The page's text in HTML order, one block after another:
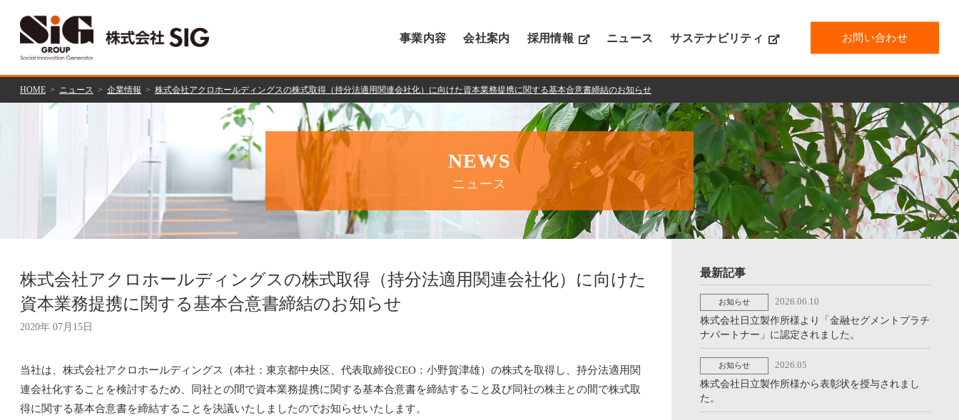
事業内容 会社案内 採用情報 ニュース サステナビリティ お問い合わせ
HOME ニュース 企業情報 株式会社アクロホールディングスの株式取得（持分法適用関連会社化）に向けた資本業務提携に関する基本合意書締結のお知らせ
NEWS
ニュース
株式会社アクロホールディングスの株式取得（持分法適用関連会社化）に向けた
資本業務提携に関する基本合意書締結のお知らせ
2020年 07月15日
当社は、株式会社アクロホールディングス（本社：東京都中央区、代表取締役CEO：小野賀津雄）の株式を取得し、持分法適用関
連会社化することを検討するため、同社との間で資本業務提携に関する基本合意書を締結すること及び同社の株主との間で株式取
得に関する基本合意書を締結することを決議いたしましたのでお知らせいたします。
最新記事
お知らせ
2026.06.10
株式会社日立製作所様より「金融セグメントプラチ
ナパートナー」に認定されました。
お知らせ
2026.05
株式会社日立製作所様から表彰状を授与されまし
た。